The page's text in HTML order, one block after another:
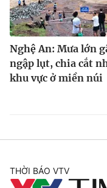
Nghệ An: Mưa lớn
ngập lụt, chia cắt
khu vực ở miền núi
THỜI BÁO VTV